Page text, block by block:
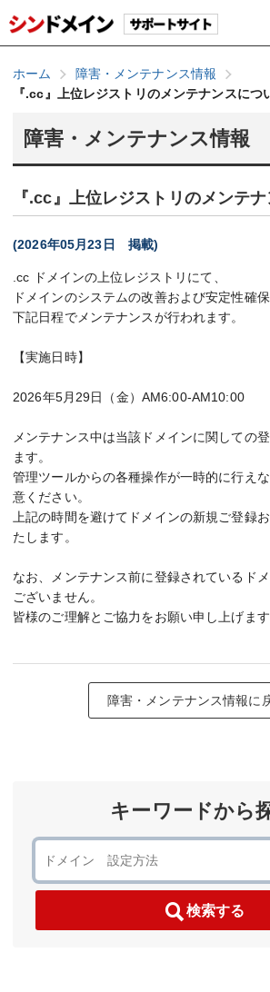
ホーム
障害・メンテナンス情報
『.cc』上位レジストリのメンテナンスにつ
障害・メンテナンス情報
『.cc』上位レジストリのメンテ
(2026年05月23日 掲載)
.cc ドメインの上位レジストリにて、
ドメインのシステムの改善および安定性確保
下記日程でメンテナンスが行われます。
【実施日時】
2026年5月29日（金）AM6:00-AM10:00
メンテナンス中は当該ドメインに関しての
ます。
管理ツールからの各種操作が一時的に行え
意ください。
上記の時間を避けてドメインの新規ご登録
たします。
なお、メンテナンス前に登録されているド
ございません。
皆様のご理解とご協力をお願い申し上げます
障害・メンテナンス情報に
キーワードから
検索する